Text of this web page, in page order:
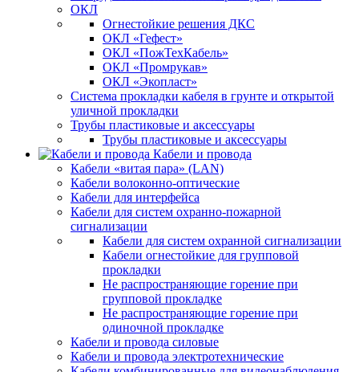
ОКЛ
Огнестойкие решения ДКС
ОКЛ «Гефест»
ОКЛ «ПожТехКабель»
ОКЛ «Промрукав»
ОКЛ «Экопласт»
Система прокладки кабеля в грунте и открытой
уличной прокладки
Трубы пластиковые и аксессуары
Трубы пластиковые и аксессуары
Кабели и провода
Кабели «витая пара» (LAN)
Кабели волоконно-оптические
Кабели для интерфейса
Кабели для систем охранно-пожарной
сигнализации
Кабели для систем охранной сигнализации
Кабели огнестойкие для групповой
прокладки
Не распространяющие горение при
групповой прокладке
Не распространяющие горение при
одиночной прокладке
Кабели и провода силовые
Кабели и провода электротехнические